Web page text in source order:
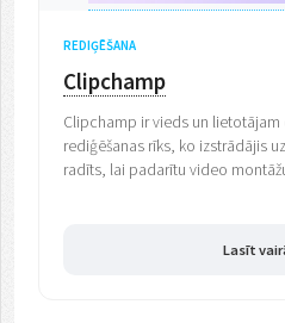
REDIĢĒŠANA
Clipchamp
Clipchamp ir vieds un
rediģēšanas rīks, ko izstrādājis
radīts, lai padarītu video
Lasīt